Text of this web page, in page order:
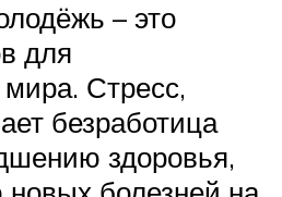
– это
для
Стресс,
безработица
здоровья,